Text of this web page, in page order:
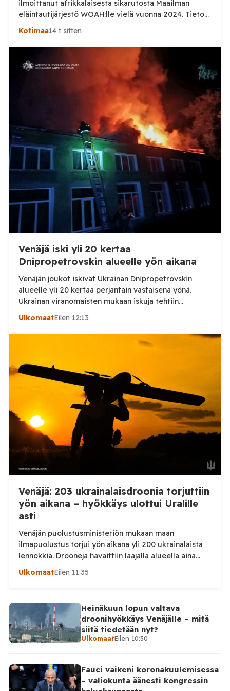
ilmoittanut afrikkalaisesta sikarutosta Maailman
eläintautijärjestö WOAH:lle vielä vuonna 2024. Tieto
haastaa kokoomuksen kansanedustaja Timo Heinosen
sikaruttoilmoituksista. Suomi on puolestaan
ilmoittanut tuoreesta Virolahden tapauksesta sekä
WOAH:n kautta että suoraan Venäjän
eläinlääkintäviranomaisille. Ruokavirasto kertoi Posi
TV:lle tarkempia tietoja Suomen ensimmäisestä
afrikkalaisen sikaruton tapauksesta sekä
eläintautitietojen vaihdosta […]
Kotimaa14 t sitten
Venäjä iski yli 20 kertaa
Dnipropetrovskin alueelle yön aikana
Venäjän joukot iskivät Ukrainan Dnipropetrovskin
alueelle yli 20 kertaa perjantain vastaisena yönä.
Ukrainan viranomaisten mukaan iskuja tehtiin
drooneilla ja tykistöllä viidelle eri alueelle.
alueellisen sotilashallinnon johtaja Oleksandr Hanzha
kertoi perjantaiaamuna 7. elokuuta julkaisemassaan
hyökkäsivät yön aikana yli 20 kertaa viidelle alueelle.
Nikopolin alueella iskuja kohdistui Nikopolin
kaupunkiin sekä […]
UlkomaatEilen 12:13
Venäjä: 203 ukrainalaisdroonia torjuttiin
yön aikana – hyökkäys ulottui Uralille
asti
Venäjän puolustusministeriön mukaan maan
ilmapuolustus torjui yön aikana yli 200 ukrainalaista
lennokkia. Drooneja havaittiin laajalla alueella aina
Uralille asti. Venäjän puolustusministeriön virallisen
miehittämätöntä ilma-alusta torstai-illan 6. elokuuta
ja perjantaiaamun 7. elokuuta välisenä aikana.
Ministeriön ilmoitus koskee aikaväliä kello 20–08
Moskovan aikaa. Ministeriön mukaan drooneja
UlkomaatEilen 11:35
Heinäkuun lopun valtava
droonihyökkäys Venäjälle – mitä
siitä tiedetään nyt?
UlkomaatEilen 10:30
Fauci vaikeni koronakuulemisessa
– valiokunta äänesti kongressin